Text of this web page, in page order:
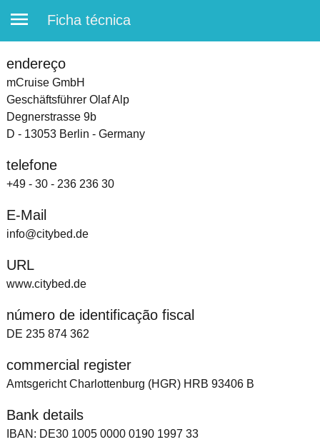
Ficha técnica
endereço
mCruise GmbH
Geschäftsführer Olaf Alp
Degnerstrasse 9b
D - 13053 Berlin - Germany
telefone
+49 - 30 - 236 236 30
E-Mail
info@citybed.de
URL
www.citybed.de
número de identificação fiscal
DE 235 874 362
commercial register
Amtsgericht Charlottenburg (HGR) HRB 93406 B
Bank details
IBAN: DE30 1005 0000 0190 1997 33